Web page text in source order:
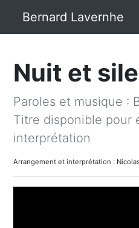
Bernard Lavernhe
Nuit et
Paroles et musique :
Titre disponible pour
interprétation
Arrangement et interprétation :